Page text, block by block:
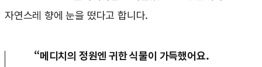
자연스레 향에 눈을 떴다고 합니다.
“메디치의 정원엔 귀한 식물이 가득했어요.